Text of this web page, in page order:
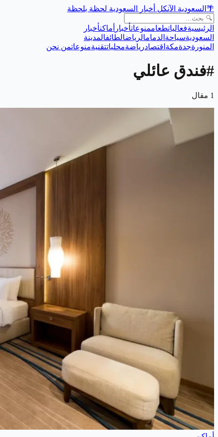
🌴 السعودية الآنكل أخبار السعودية لحظة بلحظة
الرئيسيةفعالياتطعاممنوعاتأخبار أماكنأخبار
السعوديةسياحة الدمامالرياضالطائفالمدينة
المنورةجدةمكة اقتصادرياضةمحلياتتقنيةمنوعاتمن نحن
#فندق عائلي
1 مقال